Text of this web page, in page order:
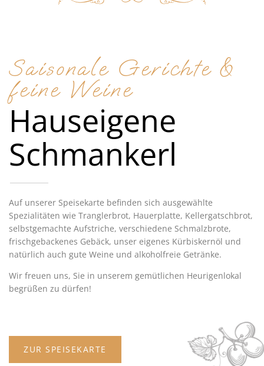
Saisonale Gerichte &
feine Weine
Hauseigene
Schmankerl
Auf unserer Speisekarte befinden sich ausgewählte
Spezialitäten wie Tranglerbrot, Hauerplatte, Kellergatschbrot,
selbstgemachte Aufstriche, verschiedene Schmalzbrote,
frischgebackenes Gebäck, unser eigenes Kürbiskernöl und
natürlich auch gute Weine und alkoholfreie Getränke.
Wir freuen uns, Sie in unserem gemütlichen Heurigenlokal
begrüßen zu dürfen!
ZUR SPEISEKARTE